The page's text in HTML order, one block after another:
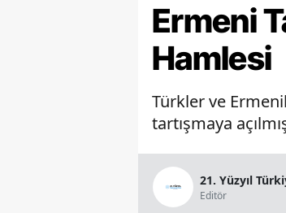
Ermeni
Hamlesi
Türkler ve
tartışmaya
21. Yüzyıl
Editör